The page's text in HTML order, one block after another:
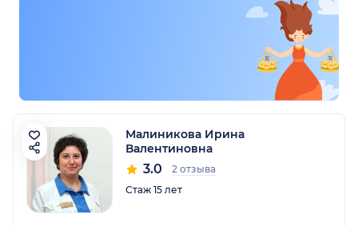
Малиникова Ирина
Валентиновна
3.0
2 отзыва
Стаж 15 лет